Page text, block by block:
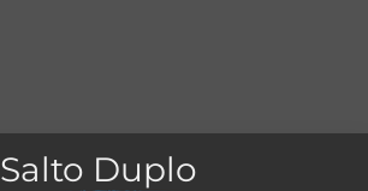
Salto Duplo